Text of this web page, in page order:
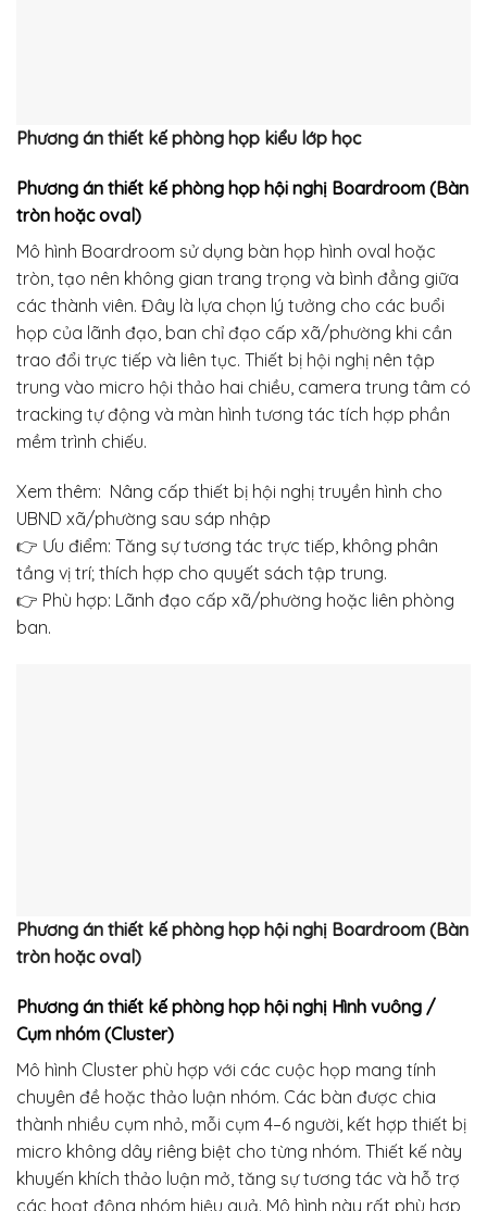
Phương án thiết kế phòng họp kiểu lớp học
Phương án thiết kế phòng họp hội nghị Boardroom (Bàn
tròn hoặc oval)
Mô hình Boardroom sử dụng bàn họp hình oval hoặc
tròn, tạo nên không gian trang trọng và bình đẳng giữa
các thành viên. Đây là lựa chọn lý tưởng cho các buổi
họp của lãnh đạo, ban chỉ đạo cấp xã/phường khi cần
trao đổi trực tiếp và liên tục. Thiết bị hội nghị nên tập
trung vào micro hội thảo hai chiều, camera trung tâm có
tracking tự động và màn hình tương tác tích hợp phần
mềm trình chiếu.
Xem thêm: Nâng cấp thiết bị hội nghị truyền hình cho
UBND xã/phường sau sáp nhập
👉 Ưu điểm: Tăng sự tương tác trực tiếp, không phân
tầng vị trí; thích hợp cho quyết sách tập trung.
👉 Phù hợp: Lãnh đạo cấp xã/phường hoặc liên phòng
ban.
Phương án thiết kế phòng họp hội nghị Boardroom (Bàn
tròn hoặc oval)
Phương án thiết kế phòng họp hội nghị Hình vuông /
Cụm nhóm (Cluster)
Mô hình Cluster phù hợp với các cuộc họp mang tính
chuyên đề hoặc thảo luận nhóm. Các bàn được chia
thành nhiều cụm nhỏ, mỗi cụm 4–6 người, kết hợp thiết bị
micro không dây riêng biệt cho từng nhóm. Thiết kế này
khuyến khích thảo luận mở, tăng sự tương tác và hỗ trợ
các hoạt động nhóm hiệu quả. Mô hình này rất phù hợp